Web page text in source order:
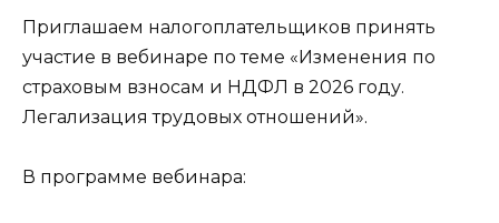
Приглашаем налогоплательщиков принять
участие в вебинаре по теме «Изменения по
страховым взносам и НДФЛ в 2026 году.
Легализация трудовых отношений».
В программе вебинара: